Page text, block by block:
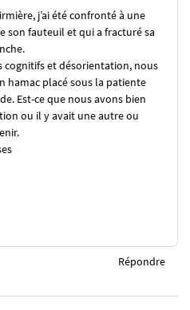
j’ai été confronté à une
son fauteuil et qui a fracturé sa
cognitifs et désorientation, nous
hamac placé sous la patiente
Est-ce que nous avons bien
ou il y avait une autre ou
Répondre